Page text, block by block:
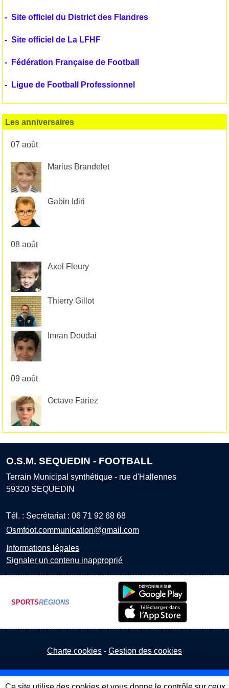
- Site officiel du District des Flandres
- Site officiel de La LFHF
- Fédération Française de Football
- Ligue de Football Professionnel
Les anniversaires
07 août
Marius Brandelet
Gabin Idiri
08 août
Axel Fleury
Thierry Gillot
Imran Doudai
09 août
Octave Fariez
O.S.M. SEQUEDIN - FOOTBALL
Terrain Municipal synthétique - rue d'Hallennes
59320 SEQUEDIN
Tél. : Secrétariat : 06 71 92 68 68
Osmfoot.communication@gmail.com
Informations légales
Signaler un contenu inapproprié
SPORTSREGIONS
Charte cookies Gestion des cookies